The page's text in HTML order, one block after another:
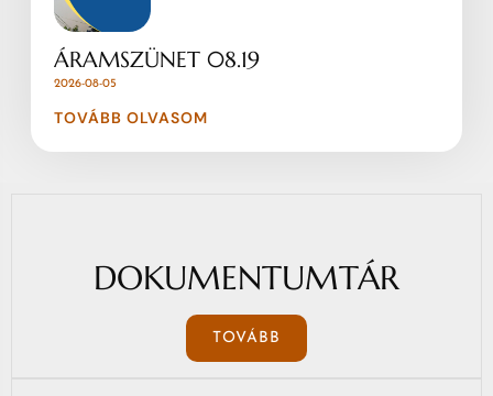
ÁRAMSZÜNET 08.19
2026-08-05
TOVÁBB OLVASOM
DOKUMENTUMTÁR
TOVÁBB